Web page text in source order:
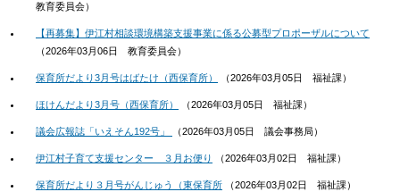
教育委員会）
【再募集】伊江村相談環境構築支援事業に係る公募型プロポーザルについて
（2026年03月06日 教育委員会）
保育所だより3月号はばたけ（西保育所） （2026年03月05日 福祉課）
ほけんだより3月号（西保育所） （2026年03月05日 福祉課）
議会広報誌「いえそん192号」 （2026年03月05日 議会事務局）
伊江村子育て支援センター ３月お便り （2026年03月02日 福祉課）
保育所だより３月号がんじゅう（東保育所 （2026年03月02日 福祉課）